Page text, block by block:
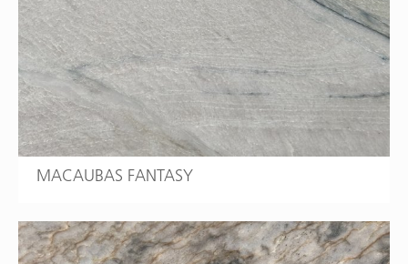
MACAUBAS FANTASY